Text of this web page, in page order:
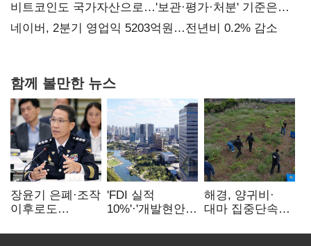
비트코인도 국가자산으로…'보관·평가·처분' 기준은
숙제
네이버, 2분기 영업익 5203억원…전년비 0.2% 감소
함께 볼만한 뉴스
장윤기 은폐·조작
이후로도
내부비위…경찰
'FDI 실적
10%'·'개발현안
인천경제청장
해경, 양귀비·
대마 집중단속…
249명 검거